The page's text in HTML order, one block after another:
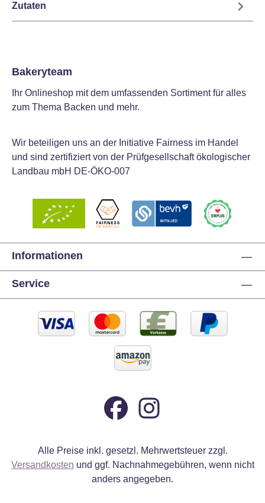
Zutaten
Bakeryteam
Ihr Onlineshop mit dem umfassenden Sortiment für alles
zum Thema Backen und mehr.
Wir beteiligen uns an der Initiative Fairness im Handel
und sind zertifiziert von der Prüfgesellschaft ökologischer
Landbau mbH DE-ÖKO-007
Informationen
Service
Alle Preise inkl. gesetzl. Mehrwertsteuer zzgl.
Versandkosten und ggf. Nachnahmegebühren, wenn nicht
anders angegeben.